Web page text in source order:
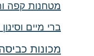
מטחנות קפה
ברי מיים
מכונות